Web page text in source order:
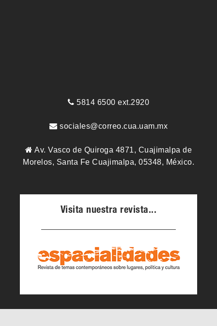
5814 6500 ext.2920
sociales@correo.cua.uam.mx
Av. Vasco de Quiroga 4871, Cuajimalpa de
Morelos, Santa Fe Cuajimalpa, 05348, México.
Visita nuestra revista...